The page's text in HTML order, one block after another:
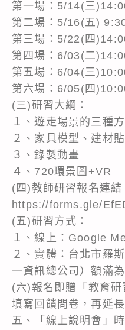
第一場：5/14(三
第二場：5/16(五)
第三場：5/22(四
第四場：6/03(二
第五場：6/04(三
第六場：6/05(四
(三)研習大綱：
１、遊走場景的三種
２、家具模型、建材
３、錄製動畫
４、720環景圖+VR
(四)教師研習報名連結
https://forms.gle/
(五)研習方式：
１、線上：Google
２、實體：台北市羅
一資訊總公司）額滿
(六)報名即贈「教育
填寫回饋問卷，再延
五、「線上說明會」時